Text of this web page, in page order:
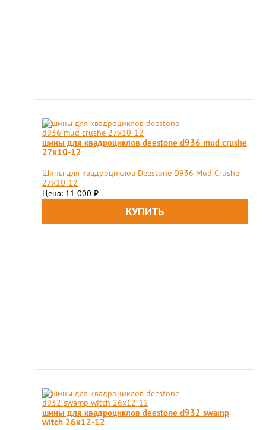
шины для квадроциклов deestone d936 mud crushe
27x10-12
Шины для квадроциклов Deestone D936 Mud Crushe
27x10-12
Цена: 11 000 ₽
шины для квадроциклов deestone d932 swamp
witch 26x12-12